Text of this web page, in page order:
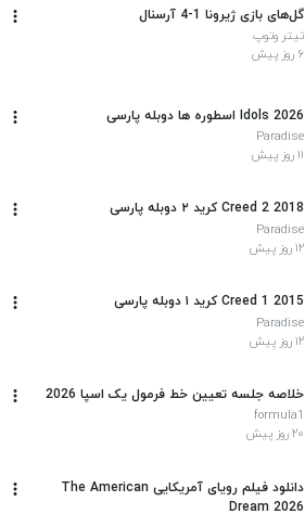
گل‌‎های بازی ژیرونا 1-4 آرسنال
تیتر وتوپ
۶ روز پیش
Idols 2026 اسطوره‌ ها دوبله پارسی
Paradise
۱۱ روز پیش
Creed 2 2018 کرید ۲ دوبله پارسی
Paradise
۱۲ روز پیش
Creed 1 2015 کرید ۱ دوبله پارسی
Paradise
۱۲ روز پیش
خلاصه جلسه تعیین خط فرمول یک اسپا 2026
formula1
۲۰ روز پیش
دانلود فیلم رویای آمریکایی The American
Dream 2026